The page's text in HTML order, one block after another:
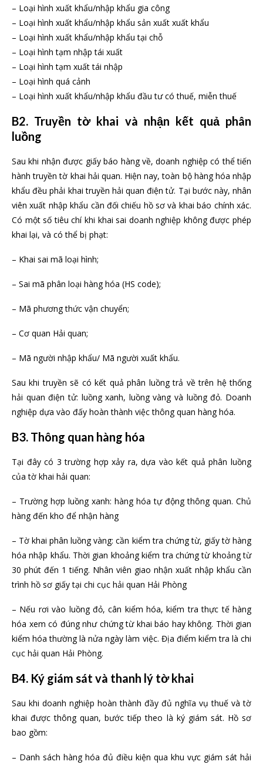
– Loại hình xuất khẩu/nhập khẩu gia công
– Loại hình xuất khẩu/nhập khẩu sản xuất xuất khẩu
– Loại hình xuất khẩu/nhập khẩu tại chỗ
– Loại hình tạm nhập tái xuất
– Loại hình tạm xuất tái nhập
– Loại hình quá cảnh
– Loại hình xuất khẩu/nhập khẩu đầu tư có thuế, miễn thuế
B2. Truyền tờ khai và nhận kết quả phân
luồng
Sau khi nhận được giấy báo hàng về, doanh nghiệp có thể tiến
hành truyền tờ khai hải quan. Hiện nay, toàn bộ hàng hóa nhập
khẩu đều phải khai truyền hải quan điện tử. Tại bước này, nhân
viên xuất nhập khẩu cần đối chiếu hồ sơ và khai báo chính xác.
Có một số tiêu chí khi khai sai doanh nghiệp không được phép
khai lại, và có thể bị phạt:
– Khai sai mã loại hình;
– Sai mã phân loại hàng hóa (HS code);
– Mã phương thức vận chuyển;
– Cơ quan Hải quan;
– Mã người nhập khẩu/ Mã người xuất khẩu.
Sau khi truyền sẽ có kết quả phân luồng trả về trên hệ thống
hải quan điện tử: luồng xanh, luồng vàng và luồng đỏ. Doanh
nghiệp dựa vào đấy hoàn thành việc thông quan hàng hóa.
B3. Thông quan hàng hóa
Tại đây có 3 trường hợp xảy ra, dựa vào kết quả phân luồng
của tờ khai hải quan:
– Trường hợp luồng xanh: hàng hóa tự động thông quan. Chủ
hàng đến kho để nhận hàng
– Tờ khai phân luồng vàng: cần kiểm tra chứng từ, giấy tờ hàng
hóa nhập khẩu. Thời gian khoảng kiểm tra chứng từ khoảng từ
30 phút đến 1 tiếng. Nhân viên giao nhận xuất nhập khẩu cần
trình hồ sơ giấy tại chi cục hải quan Hải Phòng
– Nếu rơi vào luồng đỏ, cân kiểm hóa, kiểm tra thực tế hàng
hóa xem có đúng như chứng từ khai báo hay không. Thời gian
kiểm hóa thường là nửa ngày làm việc. Địa điểm kiểm tra là chi
cục hải quan Hải Phòng.
B4. Ký giám sát và thanh lý tờ khai
Sau khi doanh nghiệp hoàn thành đầy đủ nghĩa vụ thuế và tờ
khai được thông quan, bước tiếp theo là ký giám sát. Hồ sơ
bao gồm:
– Danh sách hàng hóa đủ điều kiện qua khu vực giám sát hải